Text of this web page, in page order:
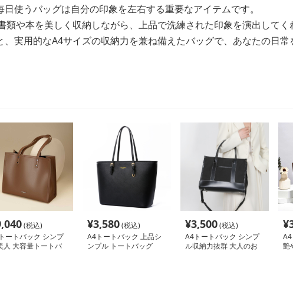
使うバッグは自分の印象を左右する重要なアイテムです。
や本を美しく収納しながら、上品で洗練された印象を演出してく
実用的なA4サイズの収納力を兼ね備えたバッグで、あなたの日常
(税込)
ートバック シンプ
人 大容量トートバ
¥3,580(税込)
A4トートバック 上品シ
ンプル トートバッグ
¥3,500(税込)
A4トートバック シンプ
ル収納力抜群 大人のお
¥
艶